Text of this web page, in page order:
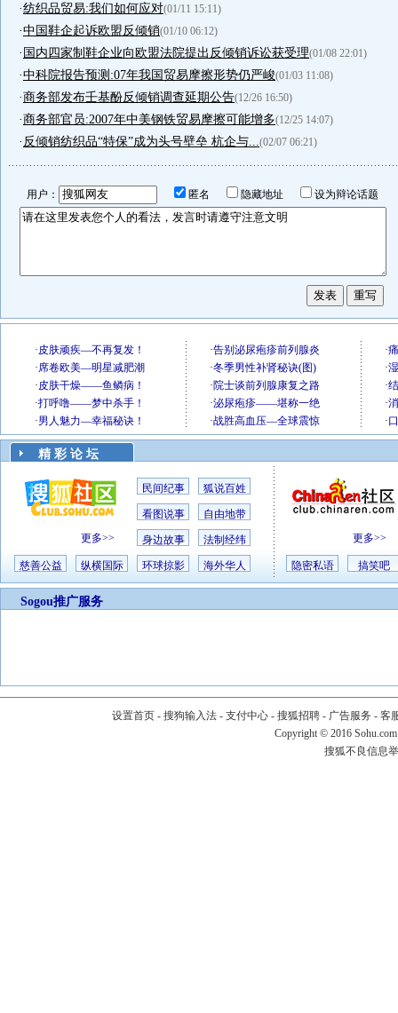
·纺织品贸易:我们如何应对(01/11 15:11)
·中国鞋企起诉欧盟反倾销(01/10 06:12)
·国内四家制鞋企业向欧盟法院提出反倾销诉讼获受理(01/08 22:01)
·中科院报告预测:07年我国贸易摩擦形势仍严峻(01/03 11:08)
·商务部发布壬基酚反倾销调查延期公告(12/26 16:50)
·商务部官员:2007年中美钢铁贸易摩擦可能增多(12/25 14:07)
· 反倾销纺织品“特保”成为头号壁垒 杭企与... (02/07 06:21)
用户： 匿名 隐藏地址 设为辩论话题
精 彩 论 坛
更多>>
民间纪事 狐说百姓
看图说事 自由地带
身边故事 法制经纬
慈善公益 纵横国际 环球掠影 海外华人
更多>>
隐密私语 搞笑吧
Sogou推广服务
设置首页- 搜狗输入法- 支付中心- 搜狐招聘- 广告服务 - 客
Copyright © 2016
搜狐不良信息